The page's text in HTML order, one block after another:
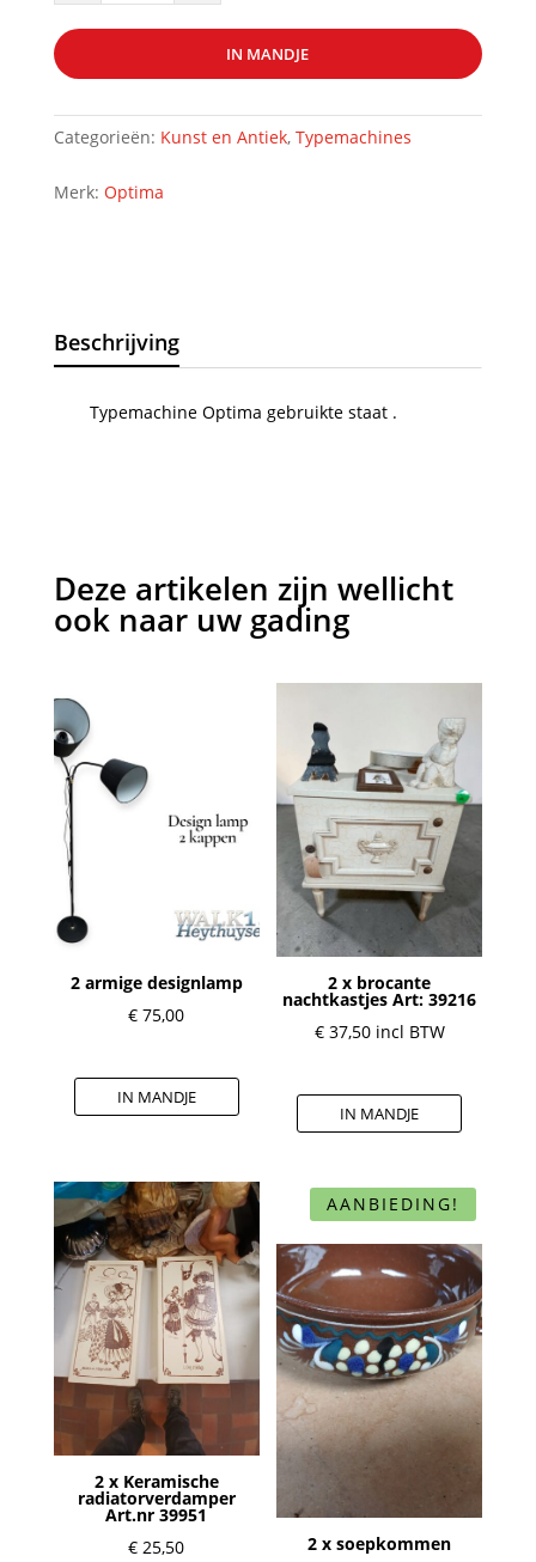
39185
aantal
IN MANDJE
Categorieën: Kunst en Antiek, Typemachines
Merk: Optima
Beschrijving
Typemachine Optima gebruikte staat .
Deze artikelen zijn wellicht
ook naar uw gading
2 armige designlamp
€ 75,00
IN MANDJE
2 x brocante
nachtkastjes Art: 39216
€37,50 incl BTW
IN MANDJE
2 x Keramische
radiatorverdamper
Art.nr 39951
€ 25,50
AANBIEDING!
2 x soepkommen